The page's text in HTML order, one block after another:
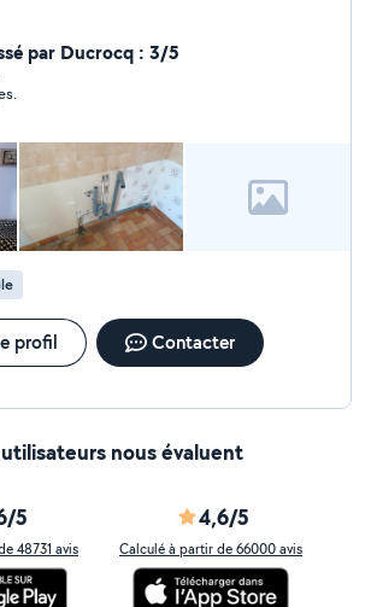
par Ducrocq : 3/5
profil Contacter
nous évaluent
5
48731 avis
4,6/5
Calculé à partir de 66000 avis